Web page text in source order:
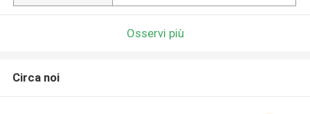
Osservi più
Circa noi